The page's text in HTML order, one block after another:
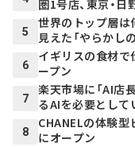
圏1号店、東京・
5
世界のトップ層
見えた「やらかし
6
イギリスの食材で
ープン
7
楽天市場に「AI店
るAIを必要として
8
CHANELの体験型
にオープン